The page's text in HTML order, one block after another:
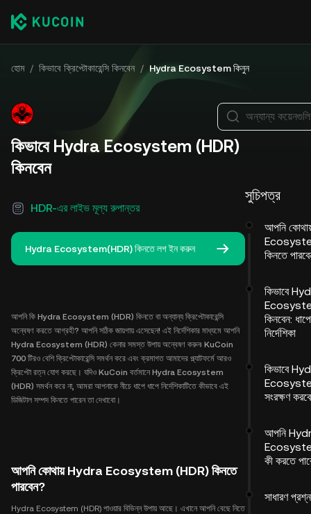
হোম / কিভাবে ক্রিপ্টোকারেন্সি কিনবেন / Hydra Ecosystem কিনুন
কিভাবে Hydra Ecosystem (HDR)
কিনবেন
HDR-এর লাইভ মূল্য রুপান্তর
Hydra Ecosystem(HDR) কিনতে লগ ইন করুন
আপনি কি Hydra Ecosystem (HDR) কিনতে বা অন্যান্য ক্রিপ্টোকারেন্সি
অন্বেষণ করতে আগ্রহী? আপনি সঠিক জায়গায় এসেছেন! এই নির্দেশিকার মাধ্যমে আপনি
Hydra Ecosystem (HDR) কেনার সমস্ত উপায় অন্বেষণ করুন৷ KuCoin
700 টিরও বেশি ক্রিপ্টোকারেন্সি সমর্থন করে এবং ক্রমাগত আমাদের প্ল্যাটফর্মে আরও
ক্রিপ্টো রত্ন যোগ করছে। যদিও KuCoin বর্তমানে Hydra Ecosystem
(HDR) সমর্থন করে না, আমরা আপনাকে নীচে ধাপে ধাপে নির্দেশিকাটিতে কীভাবে এই
ডিজিটাল সম্পদ কিনতে পারেন তা দেখাবো।
আপনি কোথায় Hydra Ecosystem (HDR) কিনতে
পারবেন?
Hydra Ecosystem (HDR) পাওয়ার বিভিন্ন উপায় আছে। এখানে আপনি বেছে নিতে
অন্যান্য
সুচিপত্র
আপনি
কিনতে
কিভাবে
কিনবেন:
নির্দেশিকা
কিভাবে
সংরক্ষণ
আপনি
কী করতে
সাধারণ